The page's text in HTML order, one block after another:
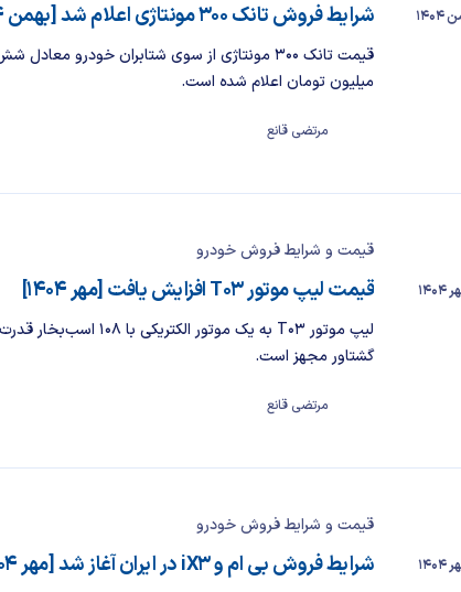
شرایط فروش تانک ۳۰۰ مونتاژی اعلام شد [بهمن ۱۴۰۴]
میلیون تومان اعلام شده است.
مرتضی قانع
قیمت و شرایط فروش خودرو
قیمت لیپ موتور T03 افزایش یافت [مهر ۱۴۰۴]
گشتاور مجهز است.
مرتضی قانع
قیمت و شرایط فروش خودرو
شرایط فروش بی ام و iX3 در ایران آغاز شد [مهر ۱۴۰۴]